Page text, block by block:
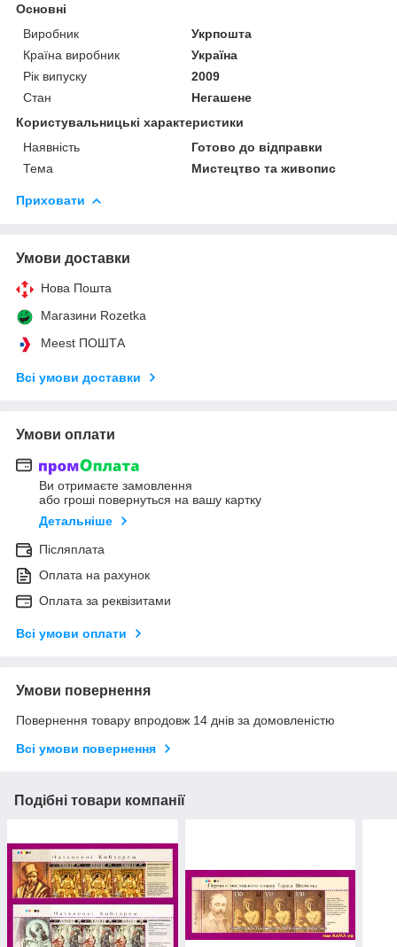
Основні
Виробник
Укрпошта
Країна виробник
Україна
Рік випуску
2009
Стан
Негашене
Користувальницькі характеристики
Наявність
Готово до відправки
Тема
Мистецтво та живопис
Приховати
Умови доставки
Нова Пошта
Магазини Rozetka
Meest ПОШТА
Всі умови доставки
Умови оплати
Ви отримаєте замовлення
або гроші повернуться на вашу картку
Детальніше
Післяплата
Оплата на рахунок
Оплата за реквізитами
Всі умови оплати
Умови повернення
Повернення товару впродовж 14 днів за домовленістю
Всі умови повернення
Подібні товари компанії